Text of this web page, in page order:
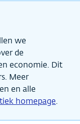
we
de
economie. Dit
Meer
en alle
homepage.